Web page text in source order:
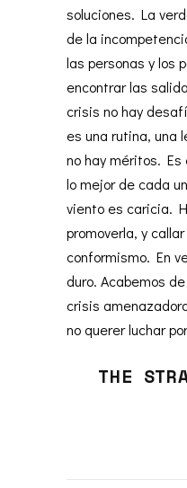
soluciones. La
de la
las personas y los
encontrar las
crisis no hay
es una rutina, una
no hay méritos.
lo mejor de cada
viento es caricia.
promoverla, y
conformismo. En
duro. Acabemos
crisis
no querer luchar
THE